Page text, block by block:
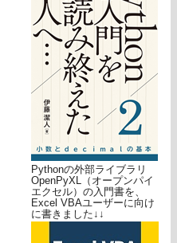
Pythonの外部ライブラリ
OpenPyXL（オープンパイ
エクセル）の入門書を、
Excel VBAユーザーに向け
に書きました↓↓